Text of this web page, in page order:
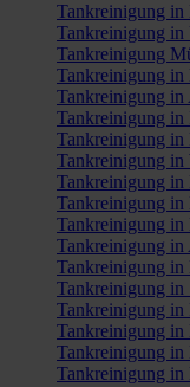
Tankreinigung in
Tankreinigung in
Tankreinigung
Tankreinigung in
Tankreinigung in
Tankreinigung in
Tankreinigung in
Tankreinigung in
Tankreinigung in
Tankreinigung in
Tankreinigung in
Tankreinigung in
Tankreinigung in
Tankreinigung in
Tankreinigung in
Tankreinigung in
Tankreinigung in
Tankreinigung in